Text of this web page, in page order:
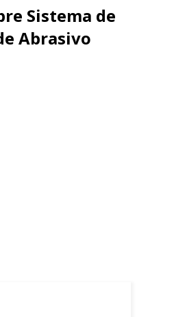
Sistema de
Abrasivo